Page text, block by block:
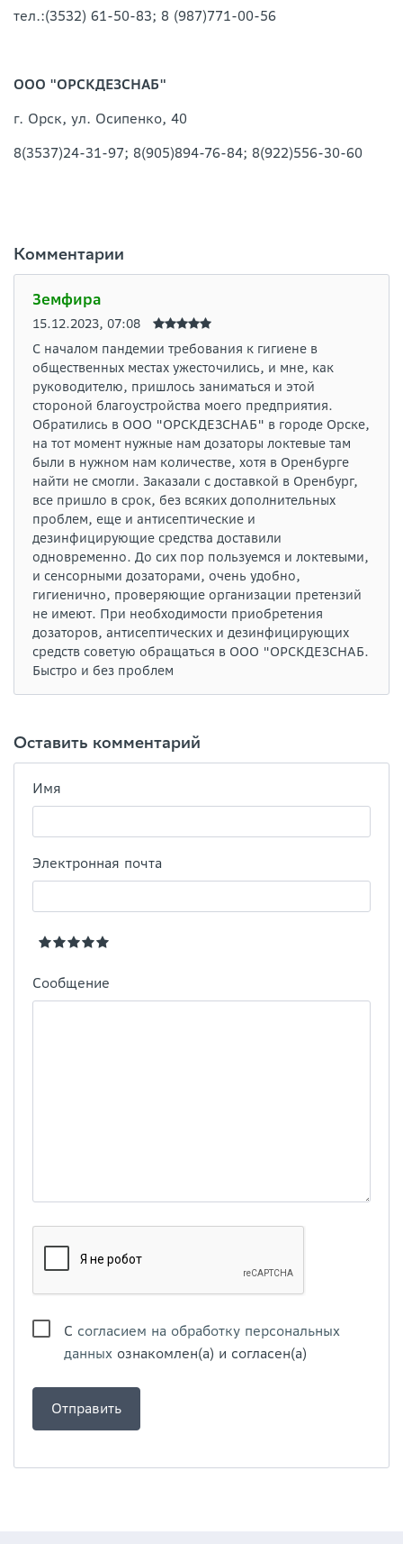
тел.:(3532) 61-50-83; 8 (987)771-00-56
ООО "ОРСКДЕЗСНАБ"
г. Орск, ул. Осипенко, 40
8(3537)24-31-97; 8(905)894-76-84; 8(922)556-30-60
Комментарии
Земфира
15.12.2023, 07:08
С началом пандемии требования к гигиене в
общественных местах ужесточились, и мне, как
руководителю, пришлось заниматься и этой
стороной благоустройства моего предприятия.
Обратились в ООО "ОРСКДЕЗСНАБ" в городе Орске,
на тот момент нужные нам дозаторы локтевые там
были в нужном нам количестве, хотя в Оренбурге
найти не смогли. Заказали с доставкой в Оренбург,
все пришло в срок, без всяких дополнительных
проблем, еще и антисептические и
дезинфицирующие средства доставили
одновременно. До сих пор пользуемся и локтевыми,
и сенсорными дозаторами, очень удобно,
гигиенично, проверяющие организации претензий
не имеют. При необходимости приобретения
дозаторов, антисептических и дезинфицирующих
средств советую обращаться в ООО "ОРСКДЕЗСНАБ.
Быстро и без проблем
Оставить комментарий
Имя
Электронная почта
Сообщение
С согласием на обработку персональных
данных ознакомлен(а) и согласен(а)